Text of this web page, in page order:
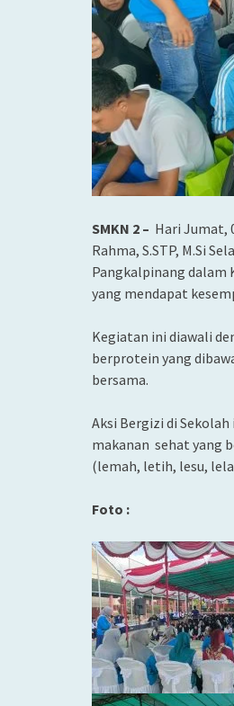
SMKN 2 – Hari Jumat,
Rahma, S.STP, M.Si
Pangkalpinang dalam
yang mendapat
Kegiatan ini diawali
berprotein yang
bersama.
Aksi Bergizi di
makanan sehat yang
(lemah, letih, lesu,
Foto :